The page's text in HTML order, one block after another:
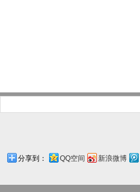
分享到： QQ空间 新浪微博